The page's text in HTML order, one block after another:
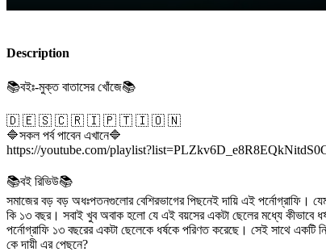
Play
Description
📚বইঃ-মুক্ত বাতাসের খোঁজে📚
🇩 🇪 🇸 🇨 🇷 🇮 🇵 🇹 🇮 🇴 🇳
🔷সকল পর্ব পাবেন এখানে🔷
https://youtube.com/
📚বই রিভিউ📚
সমাজের বড় বড় অধঃপতনগুলোর বেশিরভাগের পিছনেই দায়ি এই পর্নোগ্রাফি।
কি ১৩ বছর। সবাই খুব অবাক হলো যে এই বয়সের একটা ছেলের মধ্যে কীভাবে
পর্নোগ্রাফি ১৩ বছরের একটা ছেলেকে ধর্ষকে পরিণত করেছে। সেই সাথে
কে দায়ী এর পেছনে?